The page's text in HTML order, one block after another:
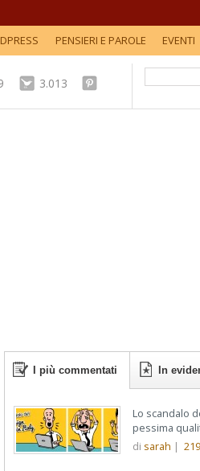
PENSIERI E PAROLE EVENTI
Cerca nel
3.013
I più commentati In
Lo scandalo
pessima
di sarah | 219